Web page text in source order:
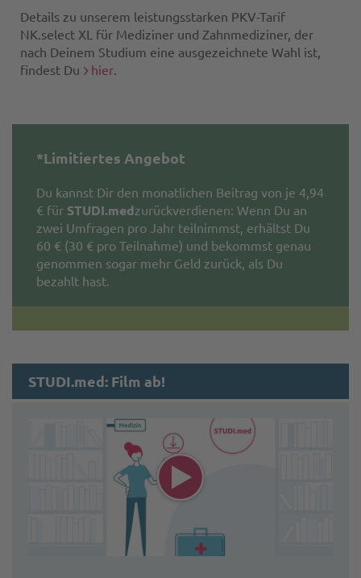
1
2
Details zu unserem leistungsstarken PKV-Tarif
NK.select XL für Mediziner und Zahnmediziner, der
nach Deinem Studium eine ausgezeichnete Wahl ist,
findest Du
hier.
*Limitiertes Angebot
Du kannst Dir den monatlichen Beitrag von je 4,94
€ für STUDI.medzurückverdienen: Wenn Du an
zwei Umfragen pro Jahr teilnimmst, erhältst Du
60 € (30 € pro Teilnahme) und bekommst genau
genommen sogar mehr Geld zurück, als Du
bezahlt hast.
STUDI.med: Film ab!